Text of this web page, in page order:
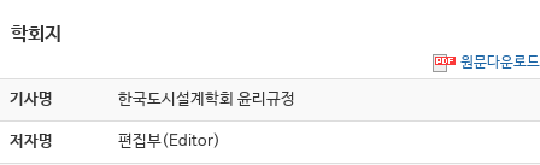
학회지
원문다운로드
기사명 한국도시설계학회 윤리규정
저자명 편집부(Editor)